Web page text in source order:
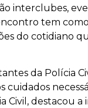
interclubes,
tem
do cotidiano
da Polícia
cuidados
Civil, destacou